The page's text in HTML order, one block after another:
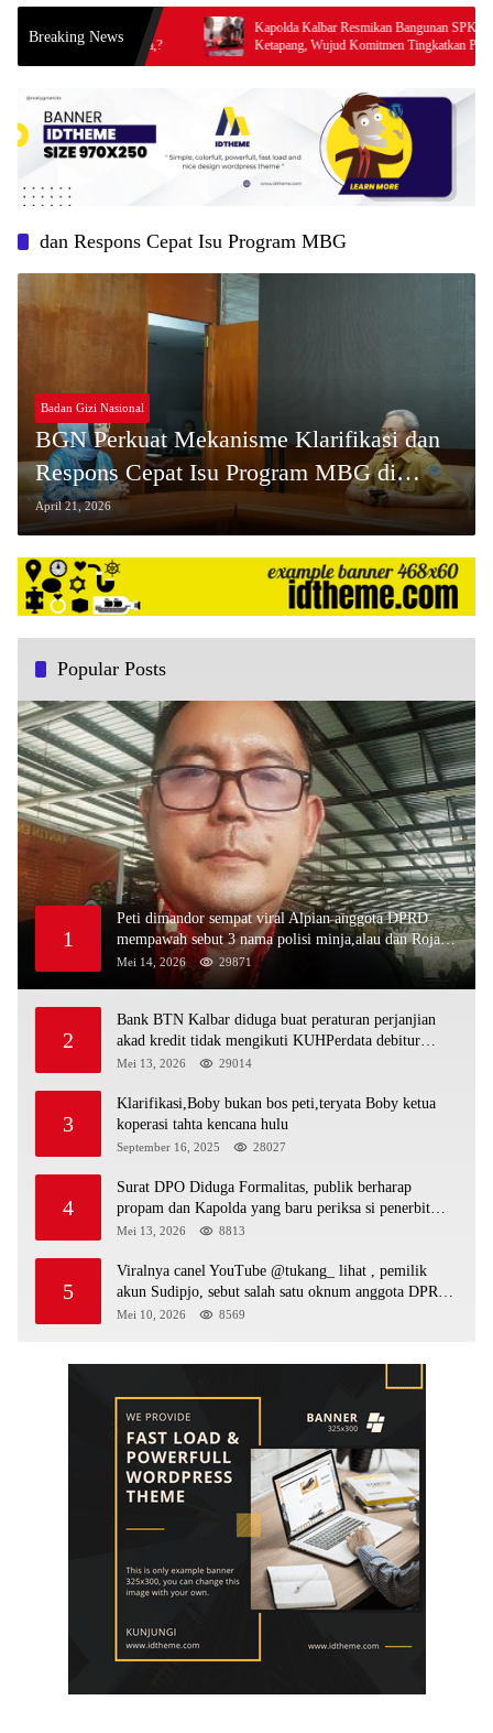
Breaking News
kecamatan
nungu apa,?
Kapolda Kalbar Resmikan Bangunan SPKT Polres
Ketapang, Wujud Komitmen Tingkatkan Pelayanan
Prima Kepolisian
dan Respons Cepat Isu Program MBG
Badan Gizi Nasional
BGN Perkuat Mekanisme Klarifikasi dan
Respons Cepat Isu Program MBG di
Sulawesi Utara
April 21, 2026
Popular Posts
1
Peti dimandor sempat viral Alpian anggota DPRD
mempawah sebut 3 nama polisi minja,alau dan Rojali
sebagai bos peti,Bahkan ada alat berat excavator
Mei 14, 2026 29871
2
Bank BTN Kalbar diduga buat peraturan perjanjian
akad kredit tidak mengikuti KUHPerdata debitur
awam di bentur dengan aturan diduga tanpa dasar
Mei 13, 2026 29014
3
Klarifikasi,Boby bukan bos peti,teryata Boby ketua
koperasi tahta kencana hulu
September 16, 2025 28027
4
Surat DPO Diduga Formalitas, publik berharap
propam dan Kapolda yang baru periksa si penerbit
surat serta Aph diduga lepaskan DPO
Mei 13, 2026 8813
5
Viralnya canel YouTube @tukang_ lihat , pemilik
akun Sudipjo, sebut salah satu oknum anggota DPRD
mempawah terlibat sebagai cukong peti Kapolda yang
Mei 10, 2026 8569